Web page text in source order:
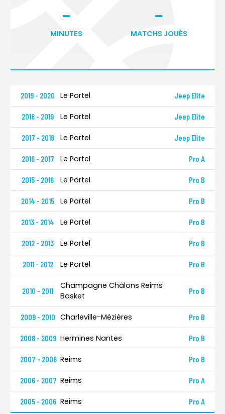
-
MINUTES
-
MATCHS JOUÉS
2019 - 2020 Le Portel Jeep Elite
2018 - 2019 Le Portel Jeep Elite
2017 - 2018 Le Portel Jeep Elite
2016 - 2017 Le Portel Pro A
2015 - 2016 Le Portel Pro B
2014 - 2015 Le Portel Pro B
2013 - 2014 Le Portel Pro B
2012 - 2013 Le Portel Pro B
2011 - 2012 Le Portel Pro B
2010 - 2011
Champagne Châlons Reims
Basket
Pro B
2009 - 2010 Charleville-Mézières Pro B
2008 - 2009 Hermines Nantes Pro B
2007 - 2008 Reims Pro B
2006 - 2007 Reims Pro A
2005 - 2006 Reims Pro A